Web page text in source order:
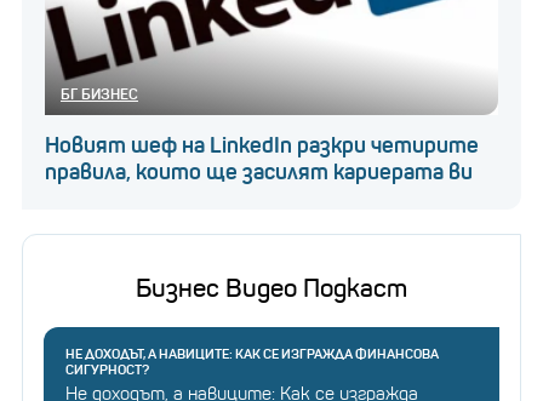
БГ БИЗНЕС
Новият шеф на LinkedIn разкри четирите
правила, които ще засилят кариерата ви
Бизнес Видео Подкаст
НЕ ДОХОДЪТ, А НАВИЦИТЕ: КАК СЕ ИЗГРАЖДА ФИНАНСОВА
СИГУРНОСТ?
Не доходът, а навиците: Как се изгражда